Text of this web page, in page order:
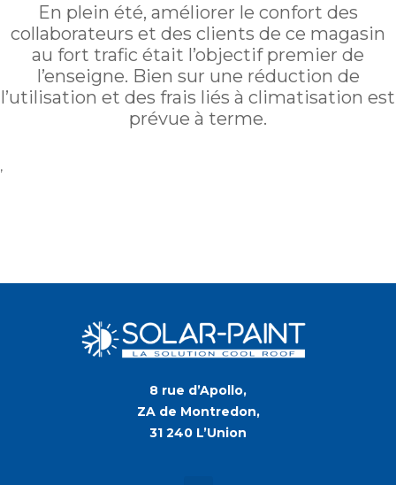
En plein été, améliorer le confort des
collaborateurs et des clients de ce magasin
au fort trafic était l’objectif premier de
l’enseigne. Bien sur une réduction de
l’utilisation et des frais liés à climatisation est
prévue à terme.
,
8 rue d’Apollo,
ZA de Montredon,
31 240 L’Union